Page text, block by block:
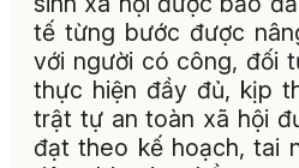
tế từng bước được
với người có công, đối
thực hiện đầy đủ, kịp
trật tự an toàn xã hội
đạt theo kế hoạch, tai